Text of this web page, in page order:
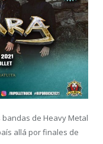
de Heavy Metal
allá por finales de